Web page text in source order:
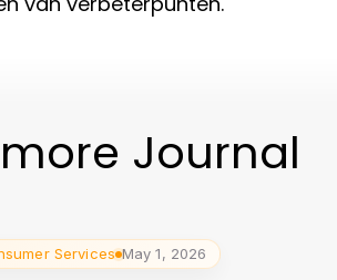
more Journal
Services May 1, 2026